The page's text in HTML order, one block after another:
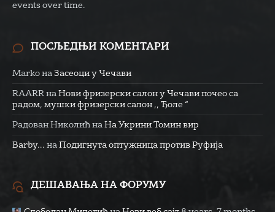
events over time.
ПОСЉЕДЊИ КОМЕНТАРИ
Marko на Засеоци у Чечави
RAARR на Нови фризерски салон у Чечави почео са
радом, мушки фризерски салон ,, Ђоле “
Радован Николић на На Укрини Томин вир
Barby... на Подигнута оптужница против Руфија
ДЕШАВАЊА НА ФОРУМУ